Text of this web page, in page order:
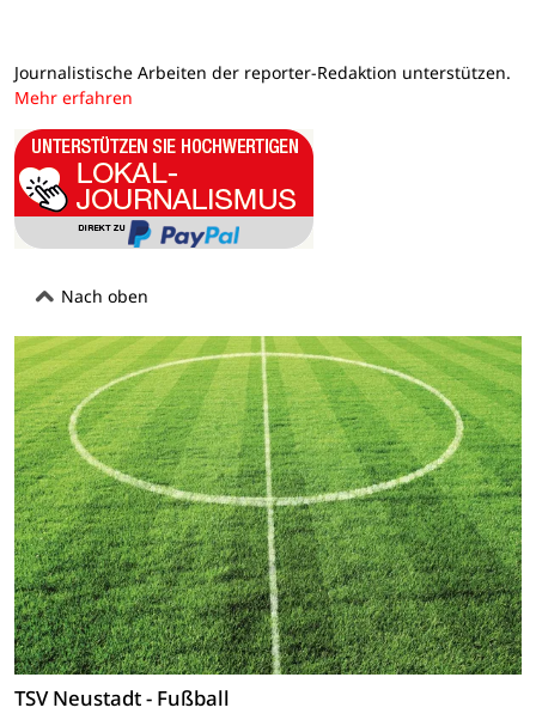
Journalistische Arbeiten der reporter-Redaktion unterstützen.
Mehr erfahren
Nach oben
TSV Neustadt - Fußball